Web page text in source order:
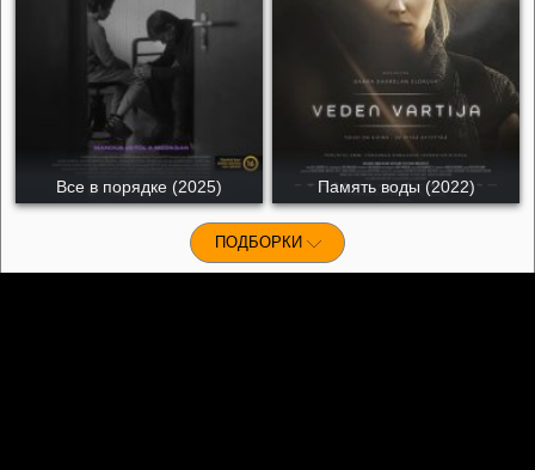
Все в порядке (2025) Память воды (2022)
ПОДБОРКИ